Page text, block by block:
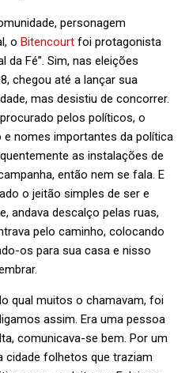
personagem
o Bitencourt foi protagonista
da Fé”. Sim, nas eleições
chegou até a lançar sua
mas desistiu de concorrer.
pelos políticos, o
nomes importantes da política
as instalações de
então nem se fala. E
o jeitão simples de ser e
andava descalço pelas ruas,
pelo caminho, colocando
os para sua casa e nisso
qual muitos o chamavam, foi
assim. Era uma pessoa
comunicava-se bem. Por um
cidade folhetos que traziam